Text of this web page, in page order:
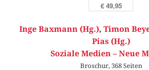
€ 49,95
Inge Baxmann (Hg.), Timon
Pias (Hg.)
Soziale Medien – Neue
Broschur, 368 Seiten